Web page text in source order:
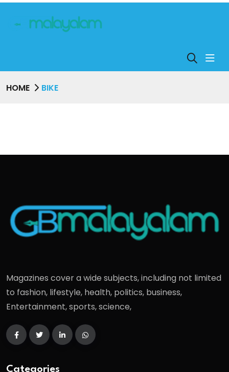
HOME BIKE
Magazines cover a wide subjects, including not limited
to fashion, lifestyle, health, politics, business,
Entertainment, sports, science,
Categories